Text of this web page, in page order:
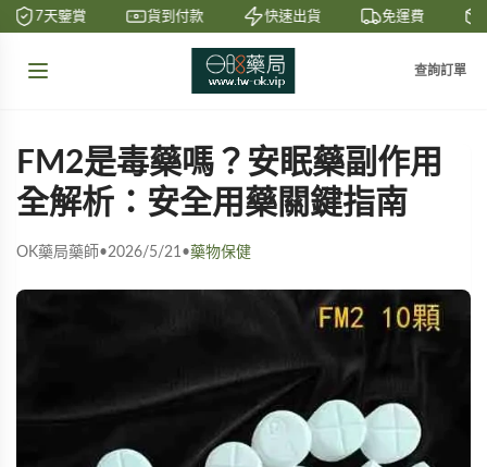
7天鑒賞 貨到付款 快速出貨 免運費
查詢訂單
FM2是毒藥嗎？安眠藥副作用
全解析：安全用藥關鍵指南
OK藥局藥師•2026/5/21•藥物保健